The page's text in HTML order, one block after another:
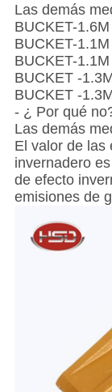
Las demás
BUCKET-
BUCKET-
BUCKET-
BUCKET -
BUCKET -
- ¿ Por qué
Las demás
El valor de las
invernadero
de efecto
emisiones de